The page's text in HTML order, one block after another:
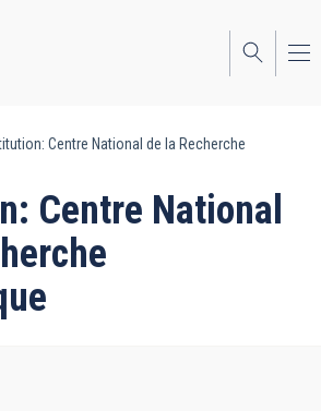
Centre National de la Recherche
Centre National